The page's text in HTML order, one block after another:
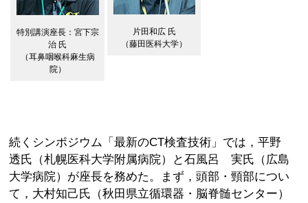
特別講演座長：宮下宗
治 氏
（耳鼻咽喉科麻生病
院）
片田和広 氏
（藤田医科大学）
続くシンポジウム「最新のCT検査技術」では，平野
透氏（札幌医科大学附属病院）と石風呂 実氏（広島
大学病院）が座長を務めた。まず，頭部・頸部につい
て，大村知己氏（秋田県立循環器・脳脊髄センター）